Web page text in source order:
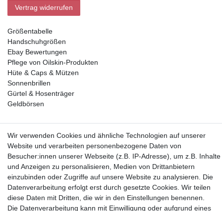
Vertrag widerrufen
Größentabelle
Handschuhgrößen
Ebay Bewertungen
Pflege von Oilskin-Produkten
Hüte & Caps & Mützen
Sonnenbrillen
Gürtel & Hosenträger
Geldbörsen
Partner
Wir verwenden Cookies und ähnliche Technologien auf unserer
Website und verarbeiten personenbezogene Daten von
Besucher:innen unserer Webseite (z.B. IP-Adresse), um z.B. Inhalte
und Anzeigen zu personalisieren, Medien von Drittanbietern
einzubinden oder Zugriffe auf unsere Website zu analysieren. Die
Datenverarbeitung erfolgt erst durch gesetzte Cookies. Wir teilen
diese Daten mit Dritten, die wir in den Einstellungen benennen.
Die Datenverarbeitung kann mit Einwilligung oder aufgrund eines